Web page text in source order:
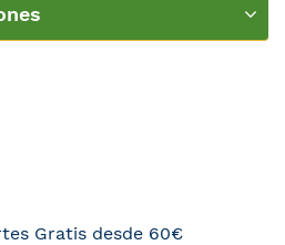
Gratis desde 60€